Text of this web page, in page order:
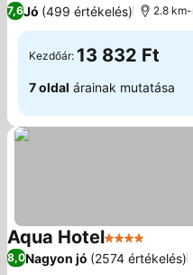
7,6Jó (499 értékelés) 2.8
Kezdőár: 13 832 Ft
7 oldal árainak mutatása
Aqua Hotel4 Kategória
8,0Nagyon jó (2574 értékelés)